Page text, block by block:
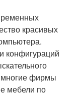
красивых
конфигураций
многие фирмы
мебели по